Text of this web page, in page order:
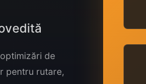
de
pentru rutare,